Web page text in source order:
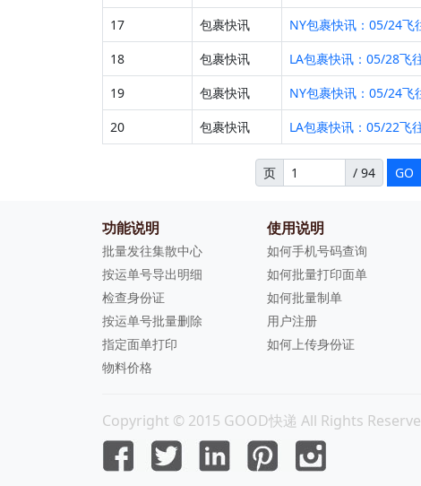
17
包裹快讯
NY包裹快讯：05/24飞
18
包裹快讯
LA包裹快讯：05/28飞
19
包裹快讯
NY包裹快讯：05/24飞
20
包裹快讯 LA包裹快讯：05/22飞
页 / 94
功能说明
批量发往集散中心
按运单号导出明细
检查身份证
按运单号批量删除
指定面单打印
物料价格
使用说明
如何手机号码查询
如何批量打印面单
如何批量制单
用户注册
如何上传身份证
Copyright © 2015 GOOD快递 All Rights